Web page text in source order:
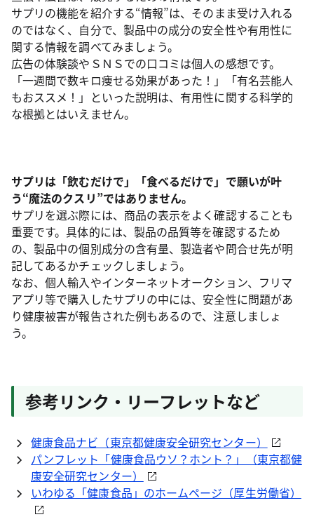
サプリの機能を紹介する“情報”は、そのまま受け入れる
のではなく、自分で、製品中の成分の安全性や有用性に
関する情報を調べてみましょう。
広告の体験談やＳＮＳでの口コミは個人の感想です。
「一週間で数キロ痩せる効果があった！」「有名芸能人
もおススメ！」といった説明は、有用性に関する科学的
な根拠とはいえません。
サプリは「飲むだけで」「食べるだけで」で願いが叶
う“魔法のクスリ”ではありません。
サプリを選ぶ際には、商品の表示をよく確認することも
重要です。具体的には、製品の品質等を確認するため
の、製品中の個別成分の含有量、製造者や問合せ先が明
記してあるかチェックしましょう。
なお、個人輸入やインターネットオークション、フリマ
アプリ等で購入したサプリの中には、安全性に問題があ
り健康被害が報告された例もあるので、注意しましょ
う。
参考リンク・リーフレットなど
健康食品ナビ（東京都健康安全研究センター）
パンフレット「健康食品ウソ？ホント？」（東京都健
康安全研究センター）
いわゆる「健康食品」のホームページ（厚生労働省）